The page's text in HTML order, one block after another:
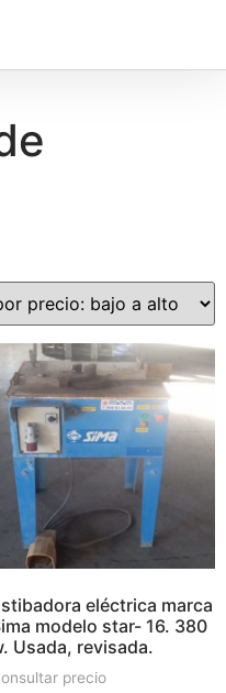
eléctrica marca
modelo star- 16. 380
Usada, revisada.
precio